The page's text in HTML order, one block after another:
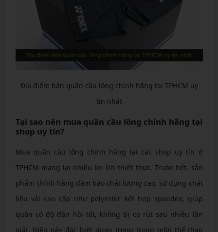
Địa điểm bán quần cầu lông chính hãng tại TPHCM uy
tín nhất
Tại sao nên mua quần cầu lông chính hãng tại
shop uy tín?
Mua quần cầu lông chính hãng tại các shop uy tín ở
TPHCM mang lại nhiều lợi ích thiết thực. Trước hết, sản
phẩm chính hãng đảm bảo chất lượng cao, sử dụng chất
liệu vải cao cấp như polyester kết hợp spandex, giúp
quần có độ đàn hồi tốt, không bị co rút sau nhiều lần
giặt. Điều này đặc biệt quan trọng trong môn thể thao